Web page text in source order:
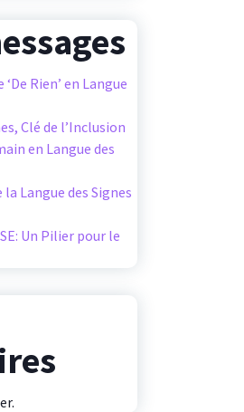
Rien’ en Langue
Clé de l’Inclusion
en Langue des
Langue des Signes
Un Pilier pour le